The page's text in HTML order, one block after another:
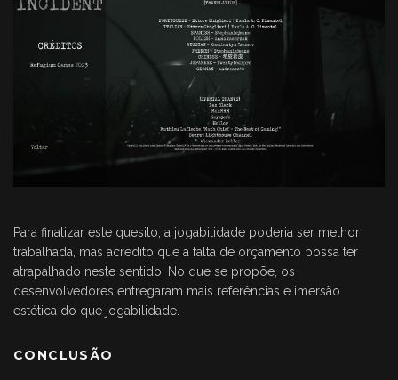
Para finalizar este quesito, a jogabilidade poderia ser melhor
trabalhada, mas acredito que a falta de orçamento possa ter
atrapalhado neste sentido. No que se propõe, os
desenvolvedores entregaram mais referências e imersão
estética do que jogabilidade.
CONCLUSÃO